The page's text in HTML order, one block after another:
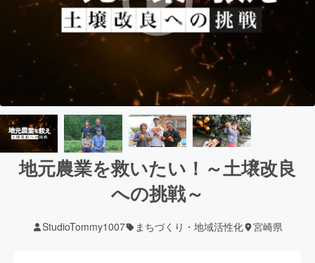
地元農業を救いたい！～土壌改良
への挑戦～
StudioTommy1007 まちづくり・地域活性化 宮崎県